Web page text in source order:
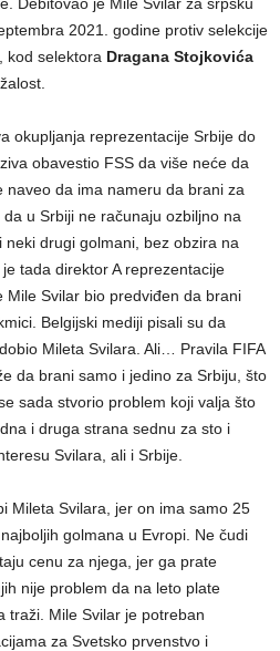
2021. godine protiv selekcije
kod selektora Dragana Stojkovića
okupljanja reprezentacije Srbije do
obavestio FSS da više neće da
naveo da ima nameru da brani za
u Srbiji ne računaju ozbiljno na
drugi golmani, bez obzira na
tada direktor A reprezentacije
Mile Svilar bio predviđen da brani
Belgijski mediji pisali su da
Mileta Svilara. Ali… Pravila FIFA
da brani samo i jedino za Srbiju, što
sada stvorio problem koji valja što
i druga strana sednu za sto i
Svilara, ali i Srbije.
Mileta Svilara, jer on ima samo 25
golmana u Evropi. Ne čudi
cenu za njega, jer ga prate
nije problem da na leto plate
traži. Mile Svilar je potreban
za Svetsko prvenstvo i